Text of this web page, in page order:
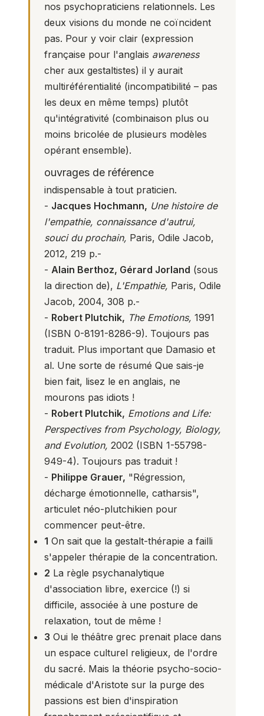
nos psychopraticiens relationnels. Les
deux visions du monde ne coïncident
pas. Pour y voir clair (expression
française pour l'anglais awareness
cher aux gestaltistes) il y aurait
multiréférentialité (incompatibilité – pas
les deux en même temps) plutôt
qu'intégrativité (combinaison plus ou
moins bricolée de plusieurs modèles
opérant ensemble).
ouvrages de référence
indispensable à tout praticien.
- Jacques Hochmann, Une histoire de
l'empathie, connaissance d'autrui,
souci du prochain, Paris, Odile Jacob,
2012, 219 p.-
- Alain Berthoz, Gérard Jorland (sous
la direction de), L'Empathie, Paris, Odile
Jacob, 2004, 308 p.-
- Robert Plutchik, The Emotions,‎ 1991
(ISBN 0-8191-8286-9). Toujours pas
traduit. Plus important que Damasio et
al. Une sorte de résumé Que sais-je
bien fait, lisez le en anglais, ne
mourons pas idiots !
- Robert Plutchik, Emotions and Life:
Perspectives from Psychology, Biology,
and Evolution, ‎ 2002 (ISBN 1-55798-
949-4). Toujours pas traduit !
- Philippe Grauer, "Régression,
décharge émotionnelle, catharsis",
articulet néo-plutchikien pour
commencer peut-être.
1 On sait que la gestalt-thérapie a failli
s'appeler thérapie de la concentration.
2 La règle psychanalytique
d'association libre, exercice (!) si
difficile, associée à une posture de
relaxation, tout de même !
3 Oui le théâtre grec prenait place dans
un espace culturel religieux, de l'ordre
du sacré. Mais la théorie psycho-socio-
médicale d'Aristote sur la purge des
passions est bien d'inspiration